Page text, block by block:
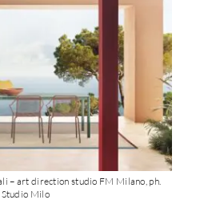
– art direction studio FM Milano, ph.
Milo